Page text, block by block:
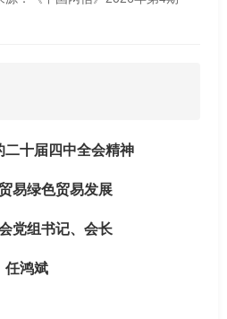
二十届四中全会精神
易绿色贸易发展
党组书记、会长
任鸿斌